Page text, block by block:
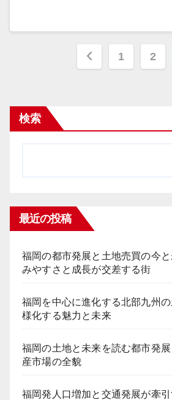
投
ペ
送
り
1 2
検索
最近の投稿
福岡の都市発展と土地売買の今
みやすさと成長が交差する街
福岡を中心に進化する北部九州
様化する魅力と未来
福岡の土地と未来を読む都市発
産市場の全貌
福岡発人口増加と交通発展が牽